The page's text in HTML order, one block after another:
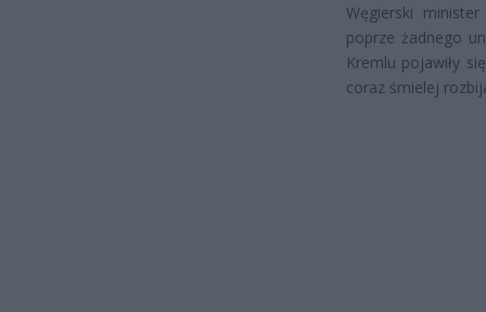
Węgierski
poprze żadnego
Kremlu pojawiły
coraz śmielej